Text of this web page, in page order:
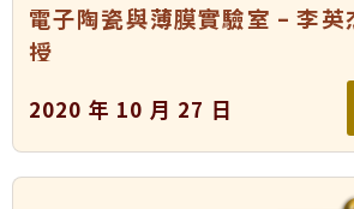
電子陶瓷與薄膜實驗室 – 李英
授
2020 年 10 月 27 日